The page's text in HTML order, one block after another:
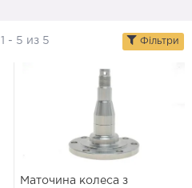
1 - 5 из 5 Фільтри
Маточина колеса з